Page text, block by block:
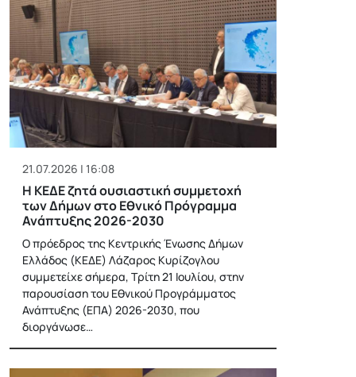
21.07.2026 | 16:08
Η ΚΕΔΕ ζητά ουσιαστική συμμετοχή
των Δήμων στο Εθνικό Πρόγραμμα
Ανάπτυξης 2026-2030
Ο πρόεδρος της Κεντρικής Ένωσης Δήμων
Ελλάδος (ΚΕΔΕ) Λάζαρος Κυρίζογλου
συμμετείχε σήμερα, Τρίτη 21 Ιουλίου, στην
παρουσίαση του Εθνικού Προγράμματος
Ανάπτυξης (ΕΠΑ) 2026-2030, που
διοργάνωσε…